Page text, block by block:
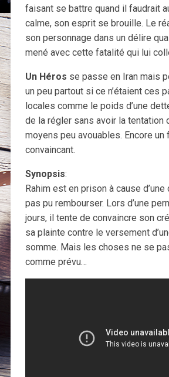
faisant se battre quand il faudrait
calme, son esprit se brouille. Le
son personnage dans un délire
mené avec cette fatalité qui lui
Un Héros se passe en Iran mais
un peu partout si ce n’étaient ces
locales comme le poids d’une
de la régler sans avoir la tentation
moyens peu avouables. Encore un
convaincant.
Synopsis:
Rahim est en prison à cause d’une
pas pu rembourser. Lors d’une
jours, il tente de convaincre son
sa plainte contre le versement
somme. Mais les choses ne se
comme prévu…